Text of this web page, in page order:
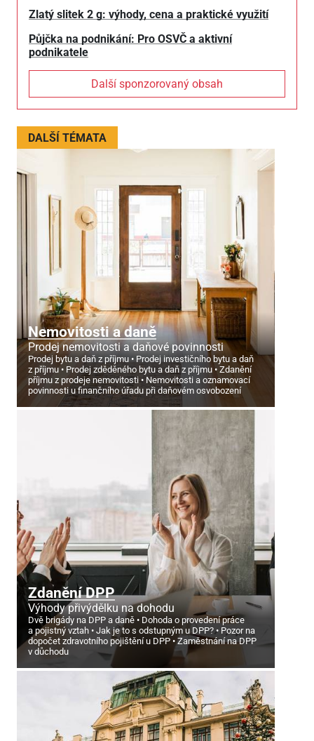
Zlatý slitek 2 g: výhody, cena a praktické využití
Půjčka na podnikání: Pro OSVČ a aktivní
podnikatele
Další sponzorovaný obsah
DALŠÍ TÉMATA
Nemovitosti a daně
Prodej nemovitosti a daňové povinnosti
Prodej bytu a daň z příjmu
Prodej investičního bytu a daň
z příjmu
Prodej zděděného bytu a daň z příjmu
Zdanění
příjmu z prodeje nemovitosti
Nemovitosti a oznamovací
povinnosti u finančního úřadu při daňovém osvobození
Zdanění DPP
Výhody přivýdělku na dohodu
Dvě brigády na DPP a daně
Dohoda o provedení práce
a pojistný vztah
Jak je to s odstupným u DPP?
Pozor na
dopočet zdravotního pojištění u DPP
Zaměstnání na DPP
v důchodu